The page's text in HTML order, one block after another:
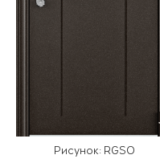
Рисунок: RGSO